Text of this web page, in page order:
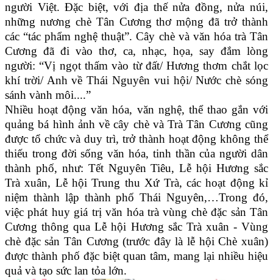
người Việt. Đặc biệt, với địa thế nửa đồng, nửa núi,
những nương chè Tân Cương thơ mộng đã trở thành
các “tác phẩm nghệ thuật”. Cây chè và văn hóa trà Tân
Cương đã đi vào thơ, ca, nhạc, họa, say đắm lòng
người: “Vị ngọt thấm vào từ đất/ Hương thơm chắt lọc
khí trời/ Anh về Thái Nguyên vui hội/ Nước chè sóng
sánh vành môi....”
Nhiều hoạt động văn hóa, văn nghệ, thể thao gắn với
quảng bá hình ảnh về cây chè và Trà Tân Cương cũng
được tổ chức và duy trì, trở thành hoạt động không thể
thiếu trong đời sống văn hóa, tinh thần của người dân
thành phố, như: Tết Nguyên Tiêu, Lễ hội Hương sắc
Trà xuân, Lễ hội Trung thu Xứ Trà, các hoạt động kỉ
niệm thành lập thành phố Thái Nguyên,…Trong đó,
việc phát huy giá trị văn hóa trà vùng chè đặc sản Tân
Cương thông qua Lễ hội Hương sắc Trà xuân - Vùng
chè đặc sản Tân Cương (trước đây làlễ hội Chè xuân)
được thành phố đặc biệt quan tâm, mang lại nhiều hiệu
quả và tạo sức lan tỏa lớn.